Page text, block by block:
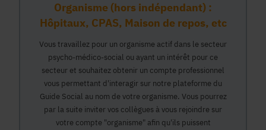
Organisme (hors indépendant) :
Hôpitaux, CPAS, Maison de repos, etc
Vous travaillez pour un organisme actif dans le secteur
psycho-médico-social ou ayant un intérêt pour ce
secteur et souhaitez obtenir un compte professionnel
vous permettant d'interagir sur notre plateforme du
Guide Social au nom de votre organisme. Vous pourrez
par la suite inviter vos collègues à vous rejoindre sur
votre compte "organisme" afin qu'ils puissent